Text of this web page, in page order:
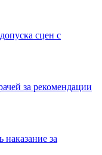
сцен с
за рекомендации
за